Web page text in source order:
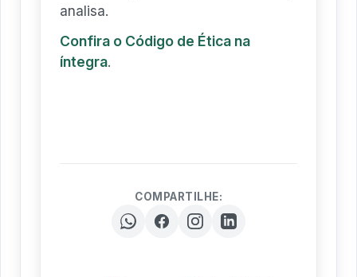
analisa.
Confira o Código de Ética na
íntegra.
COMPARTILHE: